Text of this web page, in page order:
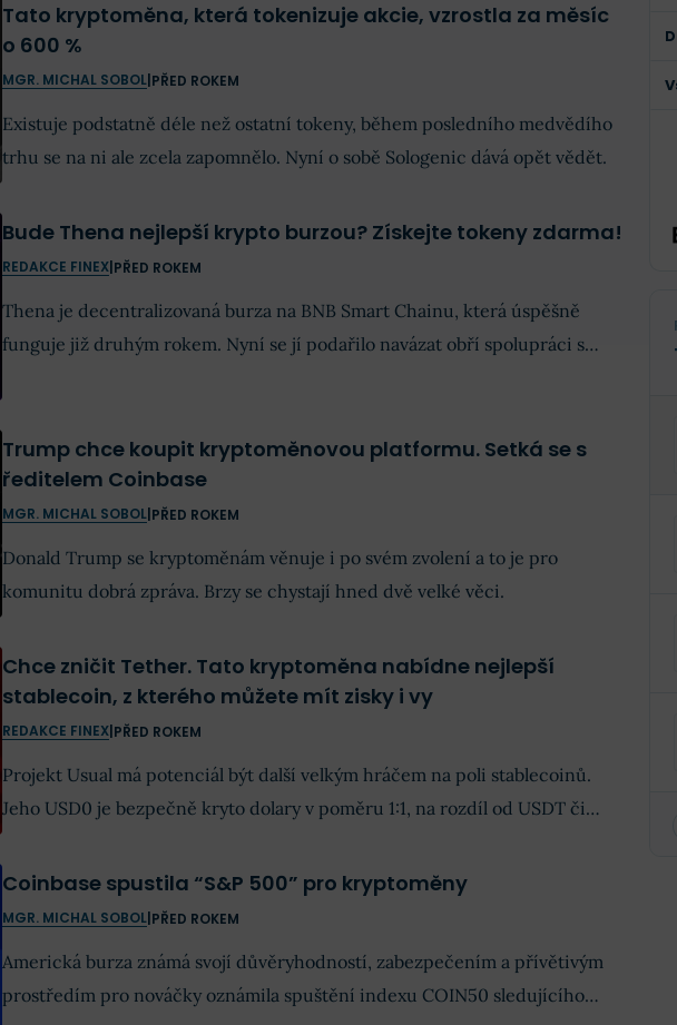
Tato kryptoměna, která tokenizuje akcie, vzrostla za měsíc
o 600 %
MGR. MICHAL SOBOL| PŘED ROKEM
Existuje podstatně déle než ostatní tokeny, během posledního medvědího
trhu se na ni ale zcela zapomnělo. Nyní o sobě Sologenic dává opět vědět.
Bude Thena nejlepší krypto burzou? Získejte tokeny zdarma!
REDAKCE FINEX| PŘED ROKEM
Thena je decentralizovaná burza na BNB Smart Chainu, která úspěšně
funguje již druhým rokem. Nyní se jí podařilo navázat obří spolupráci s
Trump chce koupit kryptoměnovou platformu. Setká se s
ředitelem Coinbase
MGR. MICHAL SOBOL| PŘED ROKEM
Donald Trump se kryptoměnám věnuje i po svém zvolení a to je pro
komunitu dobrá zpráva. Brzy se chystají hned dvě velké věci.
Chce zničit Tether. Tato kryptoměna nabídne nejlepší
stablecoin, z kterého můžete mít zisky i vy
REDAKCE FINEX| PŘED ROKEM
Projekt Usual má potenciál být další velkým hráčem na poli stablecoinů.
Jeho USD0 je bezpečně kryto dolary v poměru 1:1, na rozdíl od USDT či
Coinbase spustila “S&P 500” pro kryptoměny
MGR. MICHAL SOBOL| PŘED ROKEM
Americká burza známá svojí důvěryhodností, zabezpečením a přívětivým
prostředím pro nováčky oznámila spuštění indexu COIN50 sledujícího